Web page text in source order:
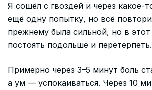
Я сошёл с гвоздей и через какое-
ещё одну попытку, но всё
прежнему была сильной, но в
постоять подольше и перетерпеть.
Примерно через 3–5 минут боль
а ум — успокаиваться. Через 10